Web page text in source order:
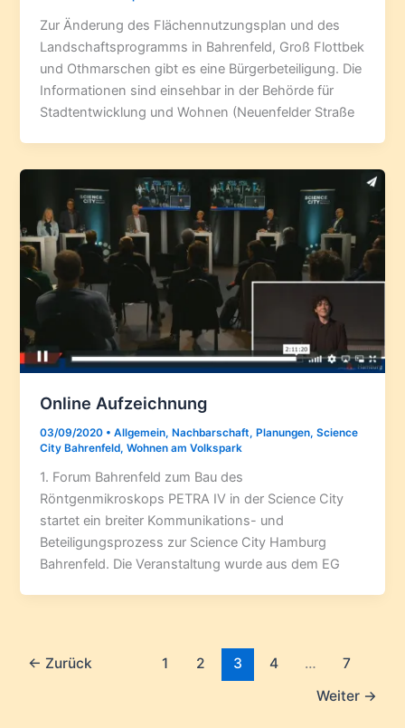
Zur Änderung des Flächennutzungsplan und des
Landschaftsprogramms in Bahrenfeld, Groß Flottbek
und Othmarschen gibt es eine Bürgerbeteiligung. Die
Informationen sind einsehbar in der Behörde für
Stadtentwicklung und Wohnen (Neuenfelder Straße
Online Aufzeichnung
03/09/2020 •Allgemein,Nachbarschaft,Planungen,Science
City Bahrenfeld,Wohnen am Volkspark
1. Forum Bahrenfeld zum Bau des
Röntgenmikroskops PETRA IV in der Science City
startet ein breiter Kommunikations- und
Beteiligungsprozess zur Science City Hamburg
Bahrenfeld. Die Veranstaltung wurde aus dem EG
← Zurück 1 2 3 4 …
7
Weiter →